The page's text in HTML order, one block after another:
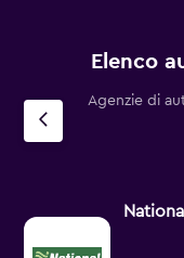
Elenco
Agenzie di
National